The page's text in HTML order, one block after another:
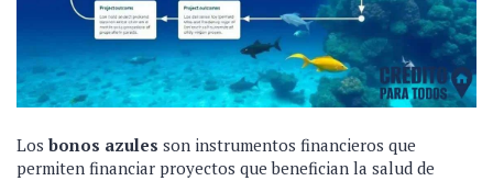
Los bonos azules son instrumentos financieros que
permiten financiar proyectos que benefician la salud de